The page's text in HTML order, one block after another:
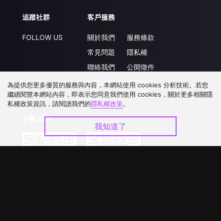
追蹤社群
FOLLOW US
客戶服務
關於我們
常見問題
聯絡我們
升級VIP
服務條款
隱私權
公開徵件
合作洽談
下載 APP
為提供您更多優質的服務與內容，本網站使用 cookies 分析技術。若您
繼續閱覽本網站內容，即表示您同意我們使用 cookies，關於更多相關隱
私權政策資訊，請閱讀我們的隱私權政策。
我知道了